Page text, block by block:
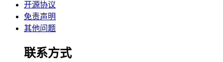
开源协议
免责声明
其他问题
联系方式